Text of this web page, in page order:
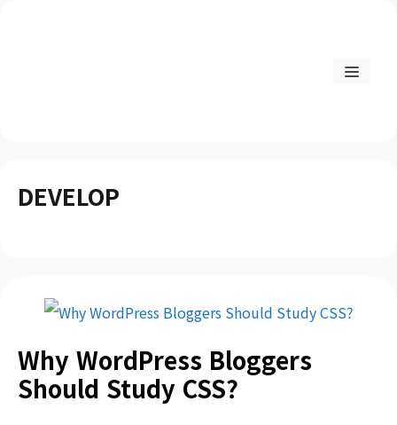
DEVELOP
Why WordPress Bloggers
Should Study CSS?